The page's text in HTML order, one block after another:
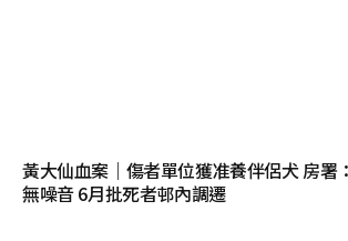
黃大仙血案｜傷者單位獲准養伴侶犬 房署
無噪音 6月批死者邨內調遷